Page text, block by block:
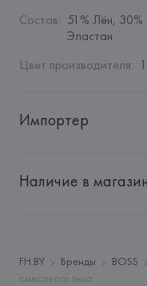
Состав: 51% Лён,
Эластан
Цвет производителя:
Импортер
"Авикойл Интернешнл"
Адрес:
ГЕРМАНИЯ,
72555 Metzingen,
Наличие в
FH.BY Бренды BOSS
смесового льна